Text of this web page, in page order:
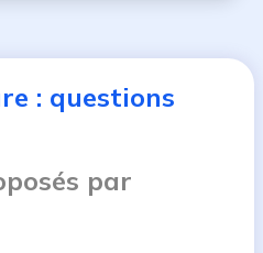
: questions
par